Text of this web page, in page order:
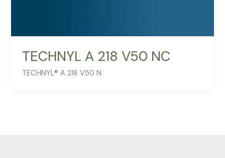
TECHNYL A 218 V50 NC
TECHNYL® A 218 V50 N